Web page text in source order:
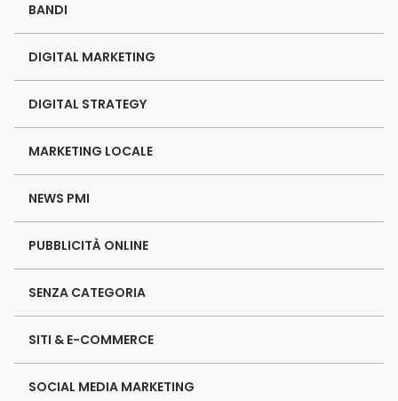
BANDI
DIGITAL MARKETING
DIGITAL STRATEGY
MARKETING LOCALE
NEWS PMI
PUBBLICITÀ ONLINE
SENZA CATEGORIA
SITI & E-COMMERCE
SOCIAL MEDIA MARKETING